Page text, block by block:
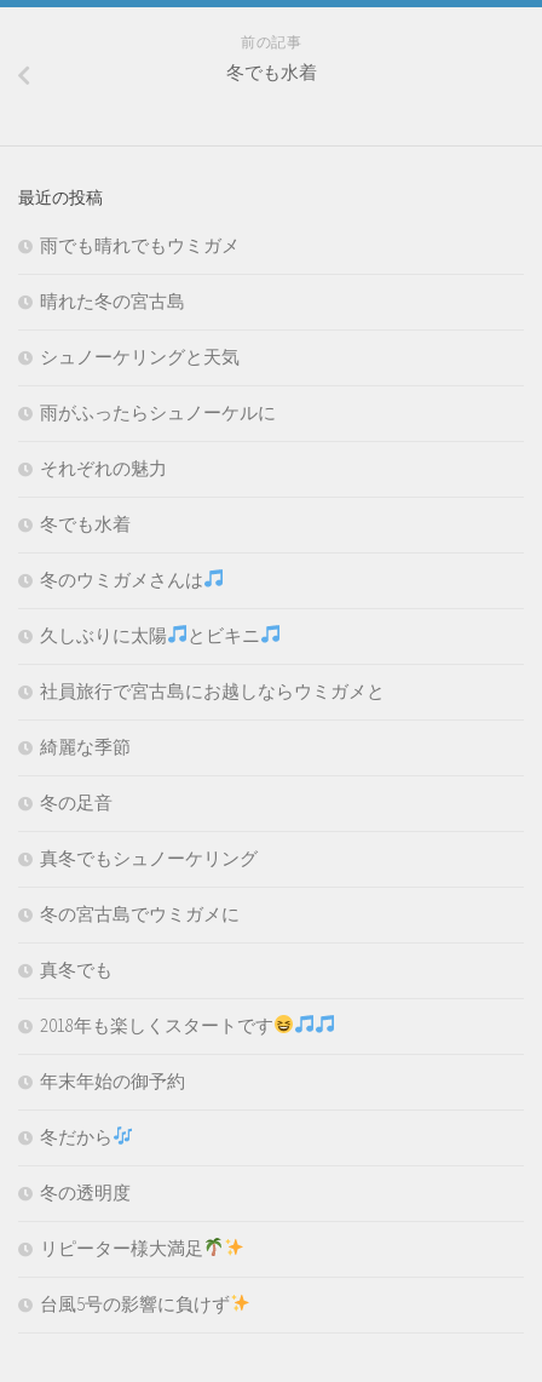
前の記事
冬でも水着
最近の投稿
雨でも晴れでもウミガメ
晴れた冬の宮古島
シュノーケリングと天気
雨がふったらシュノーケルに
それぞれの魅力
冬でも水着
冬のウミガメさんは
久しぶりに太陽 とビキニ
社員旅行で宮古島にお越しならウミガメと
綺麗な季節
冬の足音
真冬でもシュノーケリング
冬の宮古島でウミガメに
真冬でも
2018年も楽しくスタートです
年末年始の御予約
冬だから
冬の透明度
リピーター様大満足
台風5号の影響に負けず